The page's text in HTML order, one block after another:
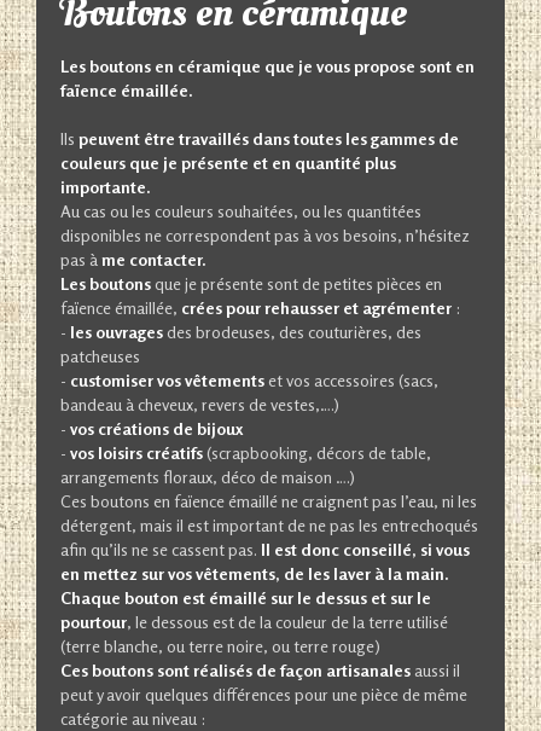
Boutons en céramique
Les boutons en céramique que je vous propose sont en
faïence émaillée.
Ils peuvent être travaillés dans toutes les gammes de
couleurs que je présente et en quantité plus
importante.
Au cas ou les couleurs souhaitées, ou les quantitées
disponibles ne correspondent pas à vos besoins, n’hésitez
pas à me contacter.
Les boutonsque je présente sont de petites pièces en
faïence émaillée, crées pour rehausser et agrémenter :
- les ouvragesdes brodeuses, des couturières, des
patcheuses
- customiser vos vêtementset vos accessoires (sacs,
bandeau à cheveux, revers de vestes,….)
- vos créations de bijoux
- vos loisirs créatifs(scrapbooking, décors de table,
arrangements floraux, déco de maison ….)
Ces boutons en faïence émaillé ne craignent pas l’eau, ni les
détergent, mais il est important de ne pas les entrechoqués
afin qu’ils ne se cassent pas. Il est donc conseillé, si vous
en mettez sur vos vêtements, de les laver à la main.
Chaque bouton est émaillé sur le dessus et sur le
pourtour, le dessous est de la couleur de la terre utilisé
(terre blanche, ou terre noire, ou terre rouge)
Ces boutons sont réalisés de façon artisanales aussi il
peut y avoir quelques différences pour une pièce de même
catégorie au niveau :